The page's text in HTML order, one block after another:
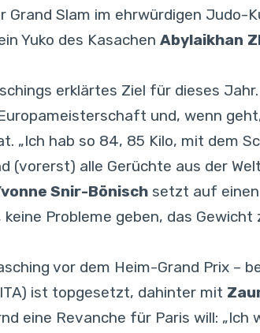
Grand Slam im ehrwürdigen
Yuko des Kasachen Abylaikhan
erklärtes Ziel für dieses
und, wenn
„Ich hab so 84, 85 Kilo, mit dem
(vorerst) alle Gerüchte aus der
Snir-Bönisch setzt auf einen
Probleme geben, das Gewicht
vor dem Heim-Grand Prix
ist topgesetzt, dahinter mit
eine Revanche für Paris will: „Ich